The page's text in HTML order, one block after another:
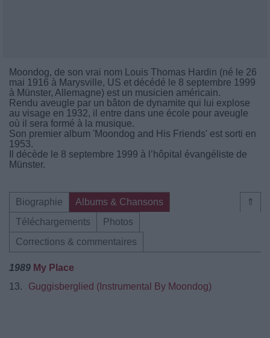
Moondog, de son vrai nom Louis Thomas Hardin (né le 26
mai 1916 à Marysville, US et décédé le 8 septembre 1999
à Münster, Allemagne) est un musicien américain.
Rendu aveugle par un bâton de dynamite qui lui explose
au visage en 1932, il entre dans une école pour aveugle
où il sera formé à la musique.
Son premier album 'Moondog and His Friends' est sorti en
1953.
Il décède le 8 septembre 1999 à l’hôpital évangéliste de
Münster.
⇑
Biographie
Albums & Chansons
Téléchargements
Photos
Corrections & commentaires
1989 My Place
13.
Guggisberglied (Instrumental By Moondog)